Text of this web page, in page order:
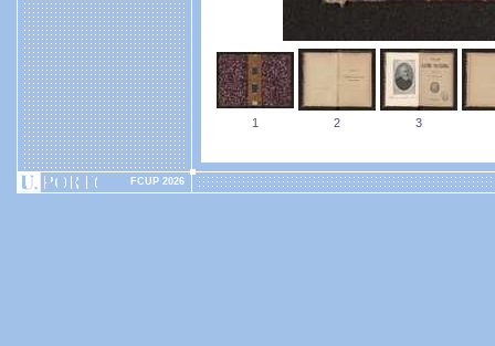
1 2 3
FCUP 2026